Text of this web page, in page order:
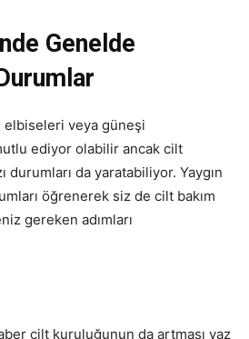
Genelde
elbiseleri veya güneşi
ediyor olabilir ancak cilt
durumları da yaratabiliyor. Yaygın
öğrenerek siz de cilt bakım
gereken adımları
cilt kuruluğunun da artması yaz